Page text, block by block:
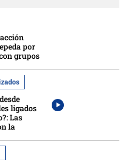
por
grupos
ligados
Las
la